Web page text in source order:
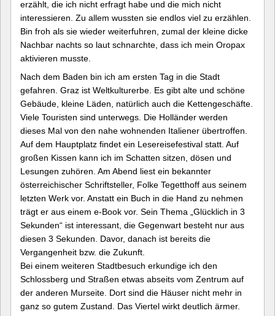
erzählt, die ich nicht erfragt habe und die mich nicht
interessieren. Zu allem wussten sie endlos viel zu erzählen.
Bin froh als sie wieder weiterfuhren, zumal der kleine dicke
Nachbar nachts so laut schnarchte, dass ich mein Oropax
aktivieren musste.
Nach dem Baden bin ich am ersten Tag in die Stadt
gefahren. Graz ist Weltkulturerbe. Es gibt alte und schöne
Gebäude, kleine Läden, natürlich auch die Kettengeschäfte.
Viele Touristen sind unterwegs. Die Holländer werden
dieses Mal von den nahe wohnenden Italiener übertroffen.
Auf dem Hauptplatz findet ein Lesereisefestival statt. Auf
großen Kissen kann ich im Schatten sitzen, dösen und
Lesungen zuhören. Am Abend liest ein bekannter
österreichischer Schriftsteller, Folke Tegetthoff aus seinem
letzten Werk vor. Anstatt ein Buch in die Hand zu nehmen
trägt er aus einem e-Book vor. Sein Thema „Glücklich in 3
Sekunden“ ist interessant, die Gegenwart besteht nur aus
diesen 3 Sekunden. Davor, danach ist bereits die
Vergangenheit bzw. die Zukunft.
Bei einem weiteren Stadtbesuch erkundige ich den
Schlossberg und Straßen etwas abseits vom Zentrum auf
der anderen Murseite. Dort sind die Häuser nicht mehr in
ganz so gutem Zustand. Das Viertel wirkt deutlich ärmer.